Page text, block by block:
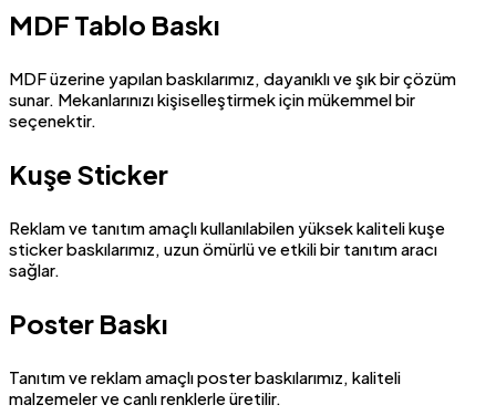
MDF Tablo Baskı
MDF üzerine yapılan baskılarımız, dayanıklı ve şık bir çözüm
sunar. Mekanlarınızı kişiselleştirmek için mükemmel bir
seçenektir.
Kuşe Sticker
Reklam ve tanıtım amaçlı kullanılabilen yüksek kaliteli kuşe
sticker baskılarımız, uzun ömürlü ve etkili bir tanıtım aracı
sağlar.
Poster Baskı
Tanıtım ve reklam amaçlı poster baskılarımız, kaliteli
malzemeler ve canlı renklerle üretilir.